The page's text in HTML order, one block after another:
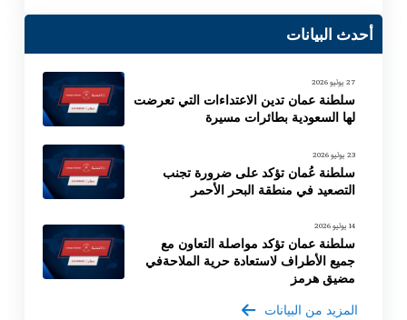
أحدث البيانات
27 يوليو 2026
سلطنة عمان تدين الاعتداءات التي تعرضت
لها السعودية بطائرات مسيرة
23 يوليو 2026
سلطنة عُمان تؤكد على ضرورة تجنب
التصعيد في منطقة البحر الأحمر
14 يوليو 2026
سلطنة عمان تؤكد مواصلة التعاون مع
جميع الأطراف لاستعادة حرية الملاحةفي
مضيق هرمز
المزيد من البيانات